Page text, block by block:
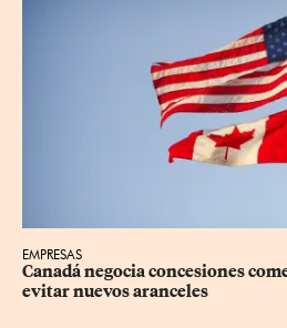
EMPRESAS
Canadá negocia concesiones
evitar nuevos aranceles